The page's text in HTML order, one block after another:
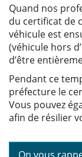
Quand nos
du certificat de
véhicule est
(véhicule hors
d’être
Pendant ce
préfecture le
Vous pouvez
afin de résilier